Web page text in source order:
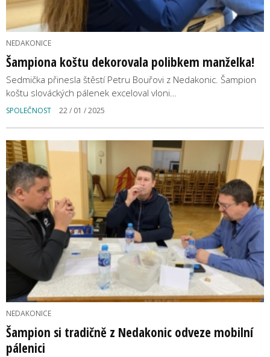
NEDAKONICE
Šampiona koštu dekorovala polibkem manželka!
Sedmička přinesla štěstí Petru Bouřovi z Nedakonic. Šampion
koštu slováckých pálenek exceloval vloni…
SPOLEČNOST 22 / 01 / 2025
NEDAKONICE
Šampion si tradičně z Nedakonic odveze mobilní
pálenici